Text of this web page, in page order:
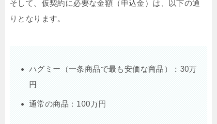
そして、仮契約に必要な金額（申込金）は、以下の通
りとなります。
ハグミー（一条商品で最も安価な商品）：30万
円
通常の商品：100万円